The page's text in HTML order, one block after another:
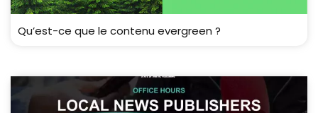
Qu’est-ce que le contenu evergreen ?